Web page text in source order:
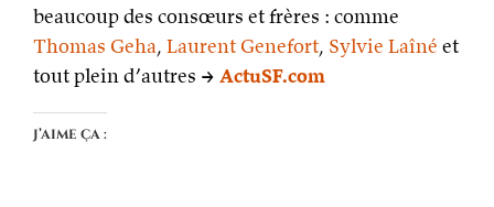
beaucoup des consœurs et frères : comme
Thomas Geha, Laurent Genefort, Sylvie Laîné et
tout plein d’autres → ActuSF.com
J’aime ça :